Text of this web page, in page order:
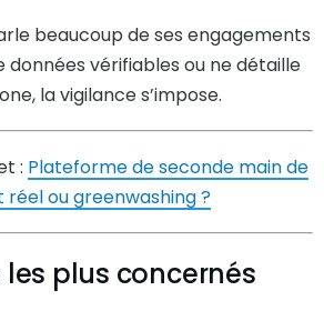
beaucoup de ses engagements
données vérifiables ou ne détaille
la vigilance s’impose.
: Plateforme de seconde main de
réel ou greenwashing ?
les plus concernés